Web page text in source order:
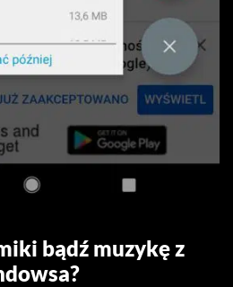
bądź muzykę z